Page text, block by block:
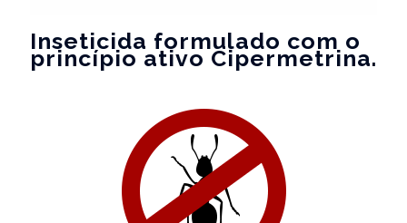
Inseticida formulado com o
princípio ativo Cipermetrina.